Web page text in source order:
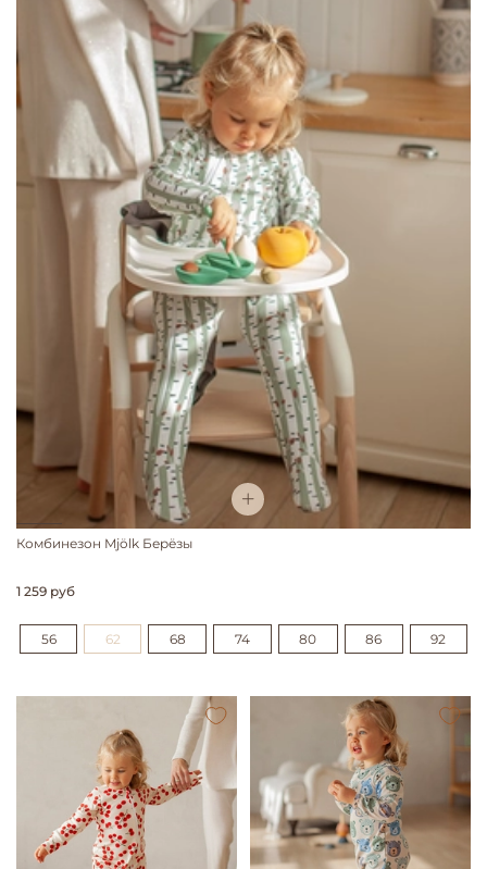
Комбинезон Mjölk Берёзы
1 259 руб
56 62 68 74 80 86 92